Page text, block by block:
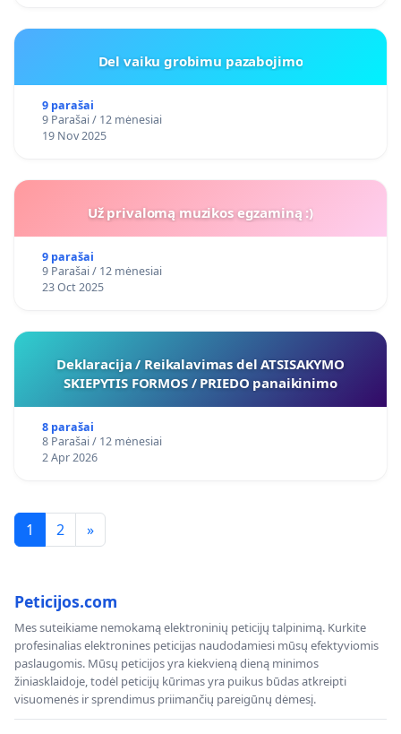
Del vaiku grobimu pazabojimo
9 parašai
9 Parašai / 12 mėnesiai
19 Nov 2025
Už privalomą muzikos egzaminą :)
9 parašai
9 Parašai / 12 mėnesiai
23 Oct 2025
Deklaracija / Reikalavimas del ATSISAKYMO
SKIEPYTIS FORMOS / PRIEDO panaikinimo
8 parašai
8 Parašai / 12 mėnesiai
2 Apr 2026
1 2 »
Peticijos.com
Mes suteikiame nemokamą elektroninių peticijų talpinimą. Kurkite
profesinalias elektronines peticijas naudodamiesi mūsų efektyviomis
paslaugomis. Mūsų peticijos yra kiekvieną dieną minimos
žiniasklaidoje, todėl peticijų kūrimas yra puikus būdas atkreipti
visuomenės ir sprendimus priimančių pareigūnų dėmesį.